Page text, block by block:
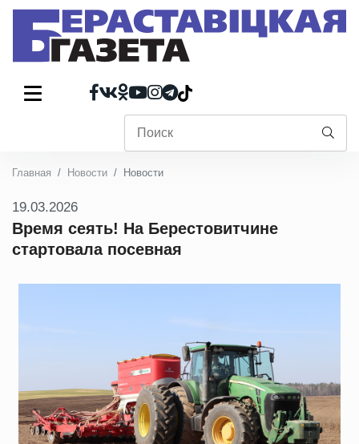
Главная Новости Новости
19.03.2026
Время сеять! На Берестовитчине
стартовала посевная